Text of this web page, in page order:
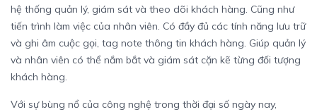
hệ thống quản lý, giám sát và theo dõi khách hàng. Cũng như
tiến trình làm việc của nhân viên. Có đầy đủ các tính năng lưu trữ
và ghi âm cuộc gọi, tag note thông tin khách hàng. Giúp quản lý
và nhân viên có thể nắm bắt và giám sát cặn kẽ từng đối tượng
khách hàng.
Với sự bùng nổ của công nghệ trong thời đại số ngày nay,